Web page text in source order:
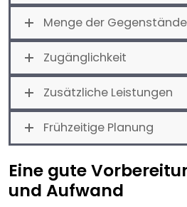
Menge der Gegenstände
Zugänglichkeit
Zusätzliche Leistungen
Frühzeitige Planung
Eine gute
und Aufwand